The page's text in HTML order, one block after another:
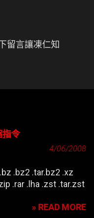
留言讓凍仁知
指令
4/06/2008
.bz2 .tar.bz2 .xz
.rar .lha .zst .tar.zst
» READ MORE